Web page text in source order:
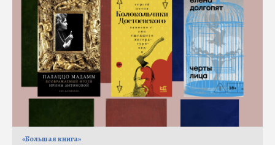
«Большая книга»